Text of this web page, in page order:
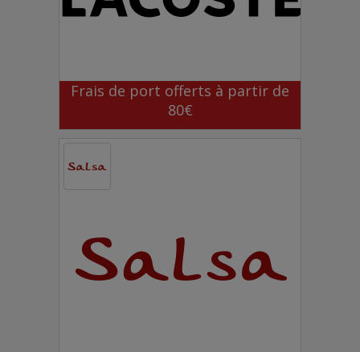
Frais de port offerts à partir de
80€